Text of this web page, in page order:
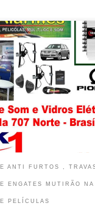
Corolla , Instalação
DF Chevrolet Cruze e
de Vidro Elétrico na Asa
Instalação de Som e
DF Chevrolet S10 ,
Vidro Elétrico […]
ANTI FURTOS ,
ENGATES MUTIRÃO NA
PELÍCULAS